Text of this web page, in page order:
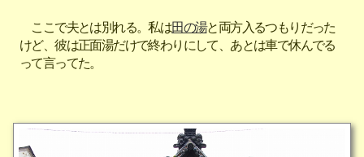
ここで夫とは別れる。私は田の湯と両方入るつもりだった
けど、彼は正面湯だけで終わりにして、あとは車で休んでる
って言ってた。